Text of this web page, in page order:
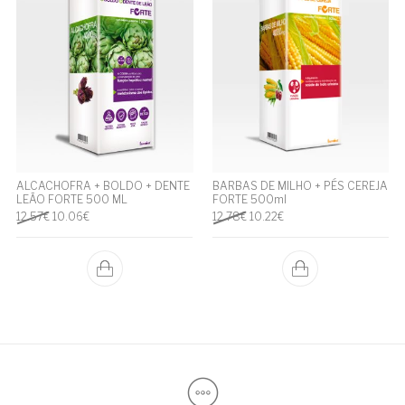
ALCACHOFRA + BOLDO + DENTE
LEÃO FORTE 500 ML
12.57€ O preço original era: 12.57€.
10.06€O preço atual é: 10.06€.
BARBAS DE MILHO + PÉS CEREJA
FORTE 500ml
12.78€ O preço original era: 12.78€.
10.22€O preço atual é: 10.22€.